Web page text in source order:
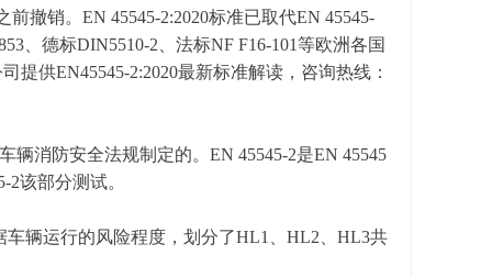
撤销。EN 45545-2:2020标准已取代EN 45545-
、德标DIN5510-2、法标NF F16-101等欧洲各国
供EN45545-2:2020最新标准解读，咨询热线：
消防安全法规制定的。EN 45545-2是EN 45545
该部分测试。
辆运行的风险程度，划分了HL1、HL2、HL3共